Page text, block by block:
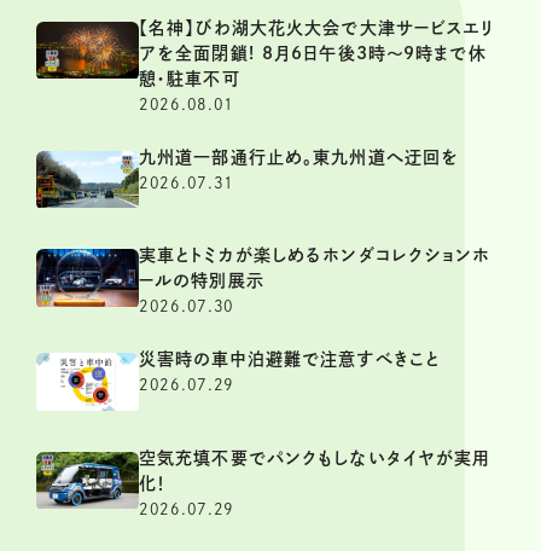
【名神】びわ湖大花火大会で大津サービスエリ
アを全面閉鎖! 8月6日午後3時～9時まで休
憩・駐車不可
2026.08.01
九州道一部通行止め。東九州道へ迂回を
2026.07.31
実車とトミカが楽しめるホンダコレクションホ
ールの特別展示
2026.07.30
災害時の車中泊避難で注意すべきこと
2026.07.29
空気充填不要でパンクもしないタイヤが実用
化！
2026.07.29